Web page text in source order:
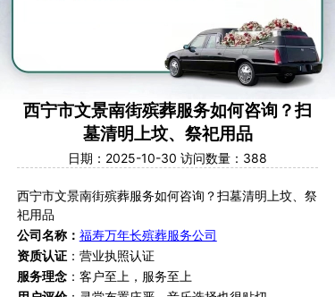
西宁市文景南街殡葬服务如何咨询？扫
墓清明上坟、祭祀用品
日期：2025-10-30 访问数量：388
西宁市文景南街殡葬服务如何咨询？ 扫墓清明上坟、 祭
祀用品
公司名称： 福寿万年长殡葬服务公司
资质认证：营业执照认证
服务理念：客户至上，服务至上